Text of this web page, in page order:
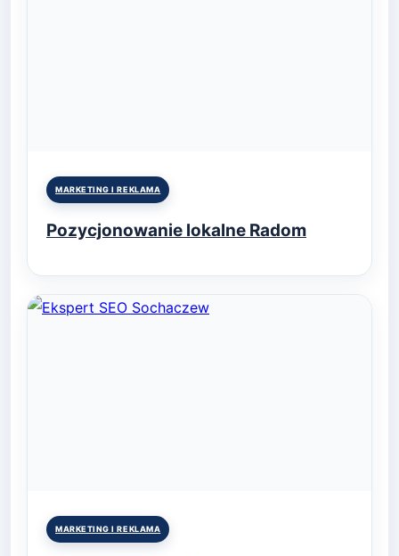
Posted
MARKETING I REKLAMA
Pozycjonowanie lokalne Radom
Posted
MARKETING I REKLAMA